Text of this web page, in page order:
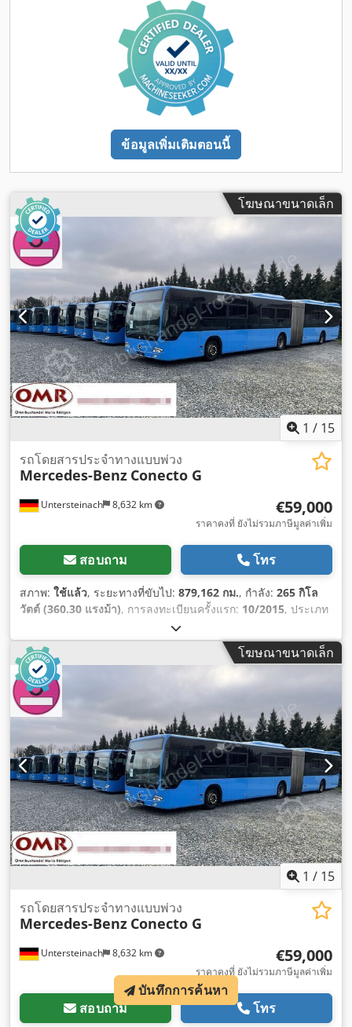
ข้อมูลเพิ่มเติมตอนนี้
โฆษณาขนาดเล็ก
1 / 15
Untersteinach 8,632 km
รถโดยสารประจำทางแบบพ่วง
Mercedes-Benz Conecto G
€59,000
ราคาคงที่ ยังไม่รวมภาษีมูลค่าเพิ่ม
สอบถาม โทร
สภาพ: ใช้แล้ว, ระยะทางที่ขับไป: 879,162 กม., กำลัง: 265 กิโล
วัตต์ (360.30 แรงม้า), การลงทะเบียนครั้งแรก: 10/2015, ประเภท
อัตโนมัติ
มลพิษ:ยูโร 6, สี:น้ำเงิน, เบรก:อินทาร์เดอร์, ความยาวทั้งหมด:
17,950 มม
, ความสูงรวม:2,550
มม, ปีที่ผลิต:
ฉุด, เครื่องปรับอากาศ, เอบีเอส, ไฟตัดหมอก,
โฆษณาขนาดเล็ก
1 / 15
Untersteinach 8,632 km
รถโดยสารประจำทางแบบพ่วง
Mercedes-Benz Conecto G
€59,000
ราคาคงที่ ยังไม่รวมภาษีมูลค่าเพิ่ม
สอบถาม โทร
บันทึกการค้นหา